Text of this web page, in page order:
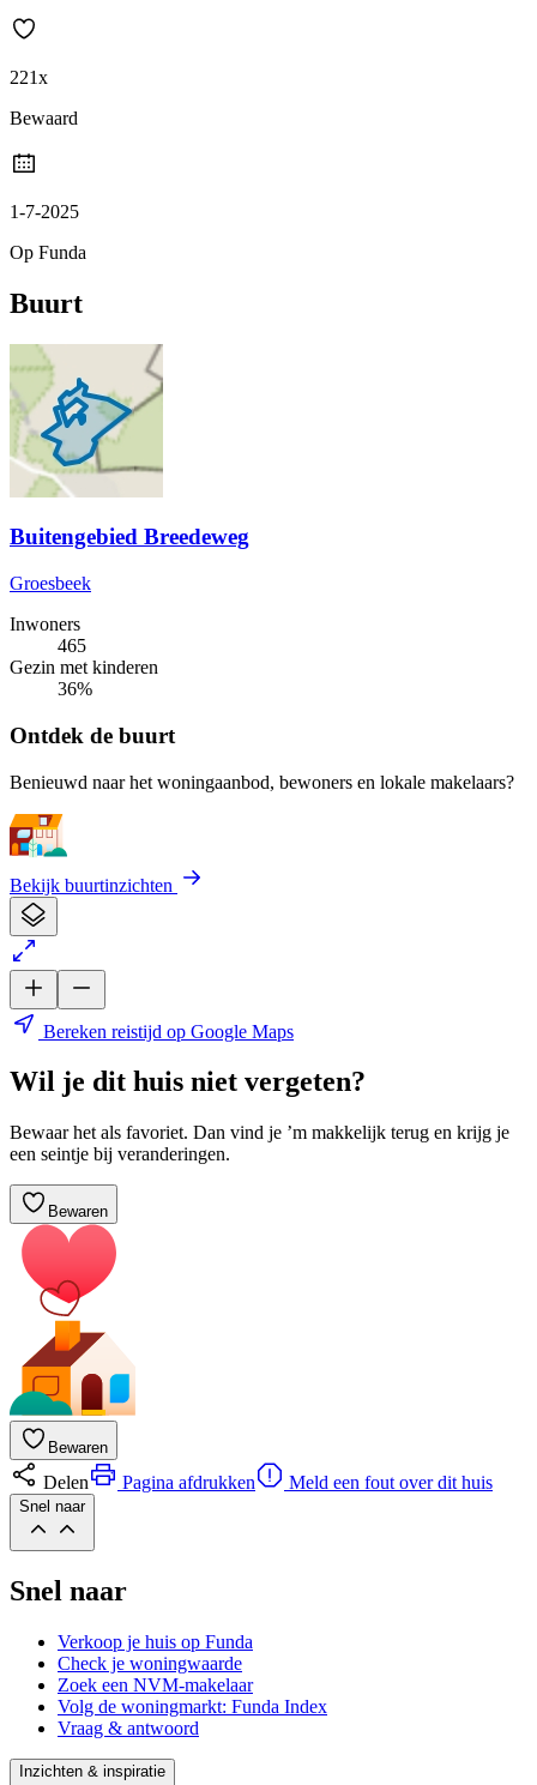
221x
Bewaard
1-7-2025
Op Funda
Buurt
Buitengebied Breedeweg
Groesbeek
Inwoners
465
Gezin met kinderen
36%
Ontdek de buurt
Benieuwd naar het woningaanbod, bewoners en lokale makelaars?
Bekijk buurtinzichten
Bereken reistijd op Google Maps
Wil je dit huis niet vergeten?
Bewaar het als favoriet. Dan vind je ’m makkelijk terug en krijg je
een seintje bij veranderingen.
Bewaren
Bewaren
Delen Pagina afdrukken Meld een fout over dit huis
Snel naar
Snel naar
Verkoop je huis op Funda
Check je woningwaarde
Zoek een NVM-makelaar
Volg de woningmarkt: Funda Index
Vraag & antwoord
Inzichten & inspiratie